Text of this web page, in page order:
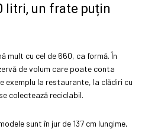
litri, un frate puțin
mult cu cel de 660, ca formă. În
de volum care poate conta
exemplu la restaurante, la clădiri cu
colectează reciclabil.
sunt în jur de 137 cm lungime,